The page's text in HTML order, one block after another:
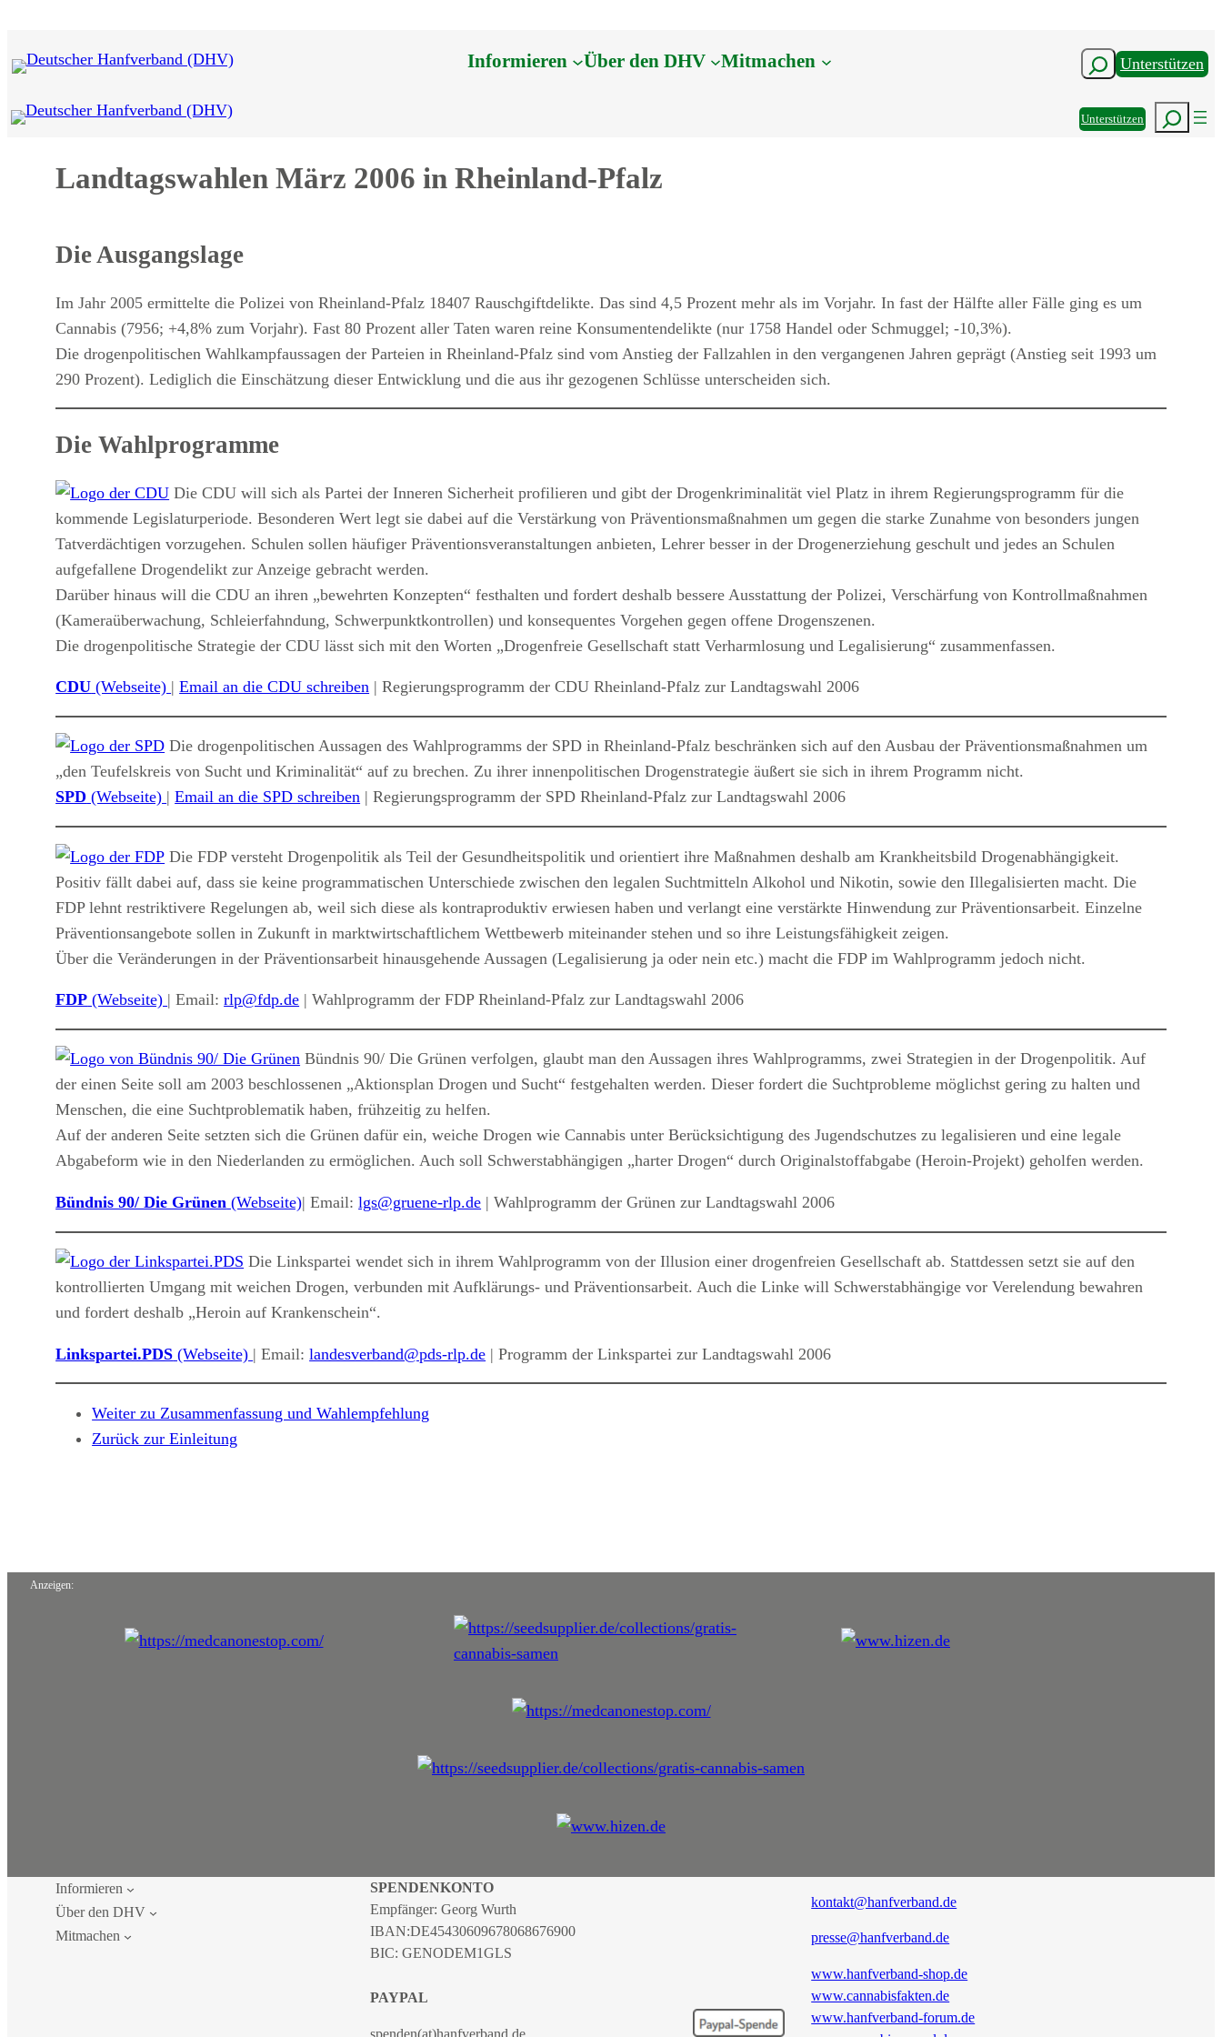
springen
Informieren Über den DHV Mitmachen SuchenUnterstützen
UnterstützenSuchen
Landtagswahlen März 2006 in Rheinland-Pfalz
Die Ausgangslage
Im Jahr 2005 ermittelte die Polizei von Rheinland-Pfalz 18407 Rauschgiftdelikte. Das sind 4,5 Prozent mehr als im Vorjahr. In fast der Hälfte aller Fälle ging es um
Cannabis (7956; +4,8% zum Vorjahr). Fast 80 Prozent aller Taten waren reine Konsumentendelikte (nur 1758 Handel oder Schmuggel; -10,3%).
Die drogenpolitischen Wahlkampfaussagen der Parteien in Rheinland-Pfalz sind vom Anstieg der Fallzahlen in den vergangenen Jahren geprägt (Anstieg seit 1993 um
290 Prozent). Lediglich die Einschätzung dieser Entwicklung und die aus ihr gezogenen Schlüsse unterscheiden sich.
Die Wahlprogramme
Die CDU will sich als Partei der Inneren Sicherheit profilieren und gibt der Drogenkriminalität viel Platz in ihrem Regierungsprogramm für die
kommende Legislaturperiode. Besonderen Wert legt sie dabei auf die Verstärkung von Präventionsmaßnahmen um gegen die starke Zunahme von besonders jungen
Tatverdächtigen vorzugehen. Schulen sollen häufiger Präventionsveranstaltungen anbieten, Lehrer besser in der Drogenerziehung geschult und jedes an Schulen
aufgefallene Drogendelikt zur Anzeige gebracht werden.
Darüber hinaus will die CDU an ihren „bewehrten Konzepten“ festhalten und fordert deshalb bessere Ausstattung der Polizei, Verschärfung von Kontrollmaßnahmen
(Kameraüberwachung, Schleierfahndung, Schwerpunktkontrollen) und konsequentes Vorgehen gegen offene Drogenszenen.
Die drogenpolitische Strategie der CDU lässt sich mit den Worten „Drogenfreie Gesellschaft statt Verharmlosung und Legalisierung“ zusammenfassen.
CDU (Webseite) |Email an die CDU schreiben | Regierungsprogramm der CDU Rheinland-Pfalz zur Landtagswahl 2006
Die drogenpolitischen Aussagen des Wahlprogramms der SPD in Rheinland-Pfalz beschränken sich auf den Ausbau der Präventionsmaßnahmen um
„den Teufelskreis von Sucht und Kriminalität“ auf zu brechen. Zu ihrer innenpolitischen Drogenstrategie äußert sie sich in ihrem Programm nicht.
SPD (Webseite) |Email an die SPD schreiben | Regierungsprogramm der SPD Rheinland-Pfalz zur Landtagswahl 2006
Die FDP versteht Drogenpolitik als Teil der Gesundheitspolitik und orientiert ihre Maßnahmen deshalb am Krankheitsbild Drogenabhängigkeit.
Positiv fällt dabei auf, dass sie keine programmatischen Unterschiede zwischen den legalen Suchtmitteln Alkohol und Nikotin, sowie den Illegalisierten macht. Die
FDP lehnt restriktivere Regelungen ab, weil sich diese als kontraproduktiv erwiesen haben und verlangt eine verstärkte Hinwendung zur Präventionsarbeit. Einzelne
Präventionsangebote sollen in Zukunft in marktwirtschaftlichem Wettbewerb miteinander stehen und so ihre Leistungsfähigkeit zeigen.
Über die Veränderungen in der Präventionsarbeit hinausgehende Aussagen (Legalisierung ja oder nein etc.) macht die FDP im Wahlprogramm jedoch nicht.
FDP (Webseite) | Email:rlp@fdp.de | Wahlprogramm der FDP Rheinland-Pfalz zur Landtagswahl 2006
Bündnis 90/ Die Grünen verfolgen, glaubt man den Aussagen ihres Wahlprogramms, zwei Strategien in der Drogenpolitik. Auf
der einen Seite soll am 2003 beschlossenen „Aktionsplan Drogen und Sucht“ festgehalten werden. Dieser fordert die Suchtprobleme möglichst gering zu halten und
Menschen, die eine Suchtproblematik haben, frühzeitig zu helfen.
Auf der anderen Seite setzten sich die Grünen dafür ein, weiche Drogen wie Cannabis unter Berücksichtigung des Jugendschutzes zu legalisieren und eine legale
Abgabeform wie in den Niederlanden zu ermöglichen. Auch soll Schwerstabhängigen „harter Drogen“ durch Originalstoffabgabe (Heroin-Projekt) geholfen werden.
Bündnis 90/ Die Grünen (Webseite)| Email:lgs@gruene-rlp.de | Wahlprogramm der Grünen zur Landtagswahl 2006
Die Linkspartei wendet sich in ihrem Wahlprogramm von der Illusion einer drogenfreien Gesellschaft ab. Stattdessen setzt sie auf den
kontrollierten Umgang mit weichen Drogen, verbunden mit Aufklärungs- und Präventionsarbeit. Auch die Linke will Schwerstabhängige vor Verelendung bewahren
und fordert deshalb „Heroin auf Krankenschein“.
Linkspartei.PDS (Webseite) | Email:landesverband@pds-rlp.de | Programm der Linkspartei zur Landtagswahl 2006
Weiter zu Zusammenfassung und Wahlempfehlung
Zurück zur Einleitung
Anzeigen:
Informieren
Über den DHV
Mitmachen
SPENDENKONTO
Empfänger: Georg Wurth
IBAN:DE45430609678068676900
BIC: GENODEM1GLS
PAYPAL
spenden(at)hanfverband.de
kontakt@hanfverband.de
presse@hanfverband.de
www.hanfverband-shop.de
www.cannabisfakten.de
www.hanfverband-forum.de